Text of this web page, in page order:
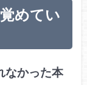
めてい
なかった本